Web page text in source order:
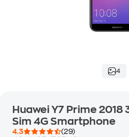
4
Huawei Y7 Prime 2018
Sim 4G Smartphone
4.3
(29)